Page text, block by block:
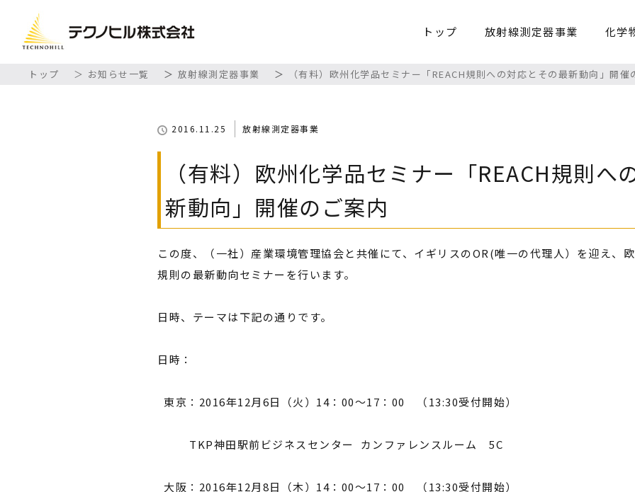
トップ 放射線測定器事業 化学
トップ お知らせ一覧 放射線測定器事業 （有料）欧州化学品セミナー「REACH規則への対応とその最新動向」開催
2016.11.25 放射線測定器事業
（有料）欧州化学品セミナー「REACH規則へ
新動向」開催のご案内
この度、（一社）産業環境管理協会と共催にて、イギリスのOR(唯一の代理人）を迎え、
規則の最新動向セミナーを行います。
日時、テーマは下記の通りです。
日時：
東京：2016年12月6日（火）14：00～17：00 （13:30受付開始）
TKP神田駅前ビジネスセンター カンファレンスルーム 5C
大阪：2016年12月8日（木）14：00～17：00 （13:30受付開始）